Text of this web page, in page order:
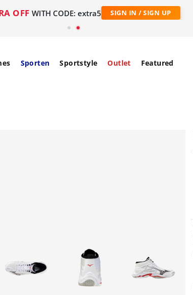
OFF WITH CODE: extra5 SIGN IN / SIGN UP
Sporten Sportstyle Outlet Featured